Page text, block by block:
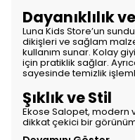
Dayanıklılık
Luna Kids Store’un
dikişleri ve sağlam
kullanım sunar. Kolay
için pratiklik sağlar.
sayesinde temizlik
Şıklık ve Stil
Ekose Salopet, modern
dikkat çekici bir